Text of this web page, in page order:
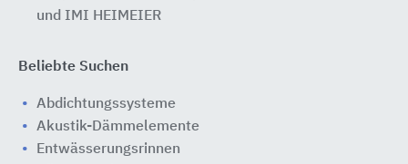
und IMI HEIMEIER
Beliebte Suchen
Abdichtungssysteme
Akustik-Dämmelemente
Entwässerungsrinnen